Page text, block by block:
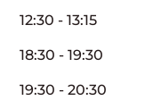
12:30 - 13:15
18:30 - 19:30
19:30 - 20:30